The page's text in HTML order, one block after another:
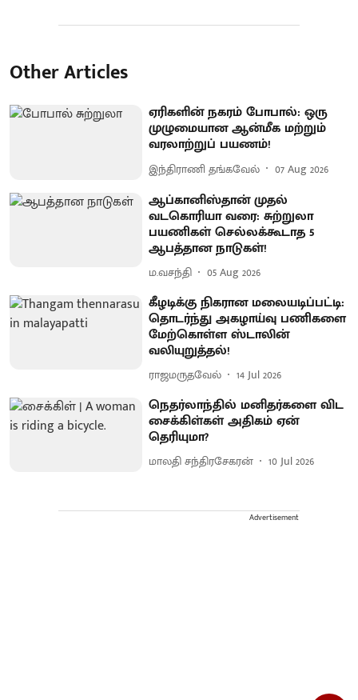
Other Articles
ஏரிகளின் நகரம் போபால்: ஒரு
முழுமையான ஆன்மீக மற்றும்
வரலாற்றுப் பயணம்!
இந்திராணி தங்கவேல் 07 Aug 2026
ஆப்கானிஸ்தான் முதல்
வடகொரியா வரை: சுற்றுலா
பயணிகள் செல்லக்கூடாத 5
ஆபத்தான நாடுகள்!
ம.வசந்தி 05 Aug 2026
கீழடிக்கு நிகரான மலையடிப்பட்டி:
தொடர்ந்து அகழாய்வு பணிகளை
மேற்கொள்ள ஸ்டாலின்
வலியுறுத்தல்!
ராஜமருதவேல் 14 Jul 2026
நெதர்லாந்தில் மனிதர்களை விட
சைக்கிள்கள் அதிகம் ஏன்
தெரியுமா?
மாலதி சந்திரசேகரன் 10 Jul 2026
Advertisement